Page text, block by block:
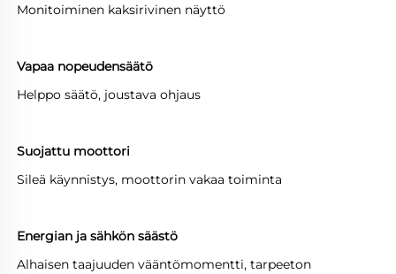
Monitoiminen kaksirivinen näyttö
Vapaa nopeudensäätö
Helppo säätö, joustava ohjaus
Suojattu moottori
Sileä käynnistys, moottorin vakaa toiminta
Energian ja sähkön säästö
Alhaisen taajuuden vääntömomentti, tarpeeton